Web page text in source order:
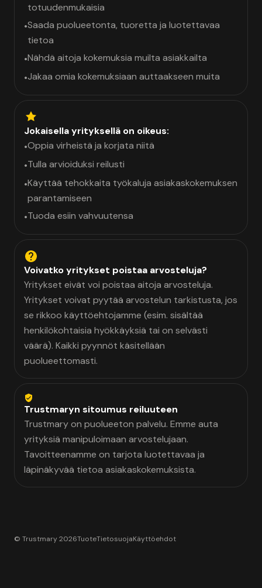
totuudenmukaisia
•Saada puolueetonta, tuoretta ja luotettavaa
tietoa
•Nähdä aitoja kokemuksia muilta asiakkailta
•Jakaa omia kokemuksiaan auttaakseen muita
Jokaisella yrityksellä on oikeus:
•Oppia virheistä ja korjata niitä
•Tulla arvioiduksi reilusti
•Käyttää tehokkaita työkaluja asiakaskokemuksen
parantamiseen
•Tuoda esiin vahvuutensa
Voivatko yritykset poistaa arvosteluja?
Yritykset eivät voi poistaa aitoja arvosteluja.
Yritykset voivat pyytää arvostelun tarkistusta, jos
se rikkoo käyttöehtojamme (esim. sisältää
henkilökohtaisia hyökkäyksiä tai on selvästi
väärä). Kaikki pyynnöt käsitellään
puolueettomasti.
Trustmaryn sitoumus reiluuteen
Trustmary on puolueeton palvelu. Emme auta
yrityksiä manipuloimaan arvostelujaan.
Tavoitteenamme on tarjota luotettavaa ja
läpinäkyvää tietoa asiakaskokemuksista.
© Trustmary 2026TuoteTietosuojaKäyttöehdot